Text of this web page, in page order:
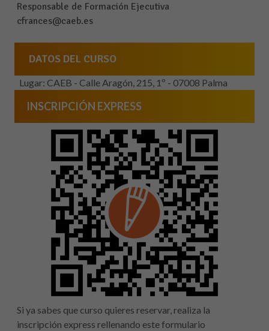
Responsable de Formación Ejecutiva
cfrances@caeb.es
DATOS DEL CURSO
Lugar: CAEB - Calle Aragón, 215, 1º - 07008 Palma
INSCRIPCIÓN EXPRESS
Si ya sabes que curso quieres reservar, realiza la
inscripción express rellenando este formulario